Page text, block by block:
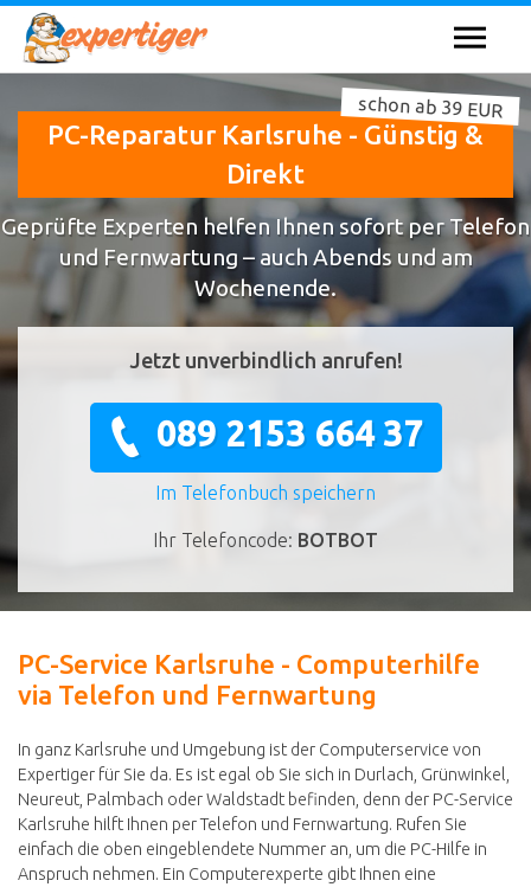
PC-Reparatur Karlsruhe - Günstig &
Direkt
schon ab 39 EUR
Geprüfte Experten helfen Ihnen sofort per Telefon
und Fernwartung – auch Abends und am
Wochenende.
Jetzt unverbindlich anrufen!
089 2153 664 37
Im Telefonbuch speichern
Ihr Telefoncode: BOTBOT
PC-Service Karlsruhe - Computerhilfe
via Telefon und Fernwartung
In ganz Karlsruhe und Umgebung ist der Computerservice von
Expertiger für Sie da. Es ist egal ob Sie sich in Durlach, Grünwinkel,
Neureut, Palmbach oder Waldstadt befinden, denn der PC-Service
Karlsruhe hilft Ihnen per Telefon und Fernwartung. Rufen Sie
einfach die oben eingeblendete Nummer an, um die PC-Hilfe in
Anspruch nehmen. Ein Computerexperte gibt Ihnen eine